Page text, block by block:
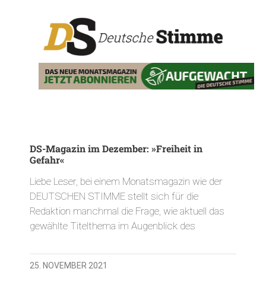
DS-Magazin im Dezember: »Freiheit in
Gefahr«
Liebe Leser, bei einem Monatsmagazin wie der
DEUTSCHEN STIMME stellt sich für die
Redaktion manchmal die Frage, wie aktuell das
gewählte Titelthema im Augenblick des
25. NOVEMBER 2021